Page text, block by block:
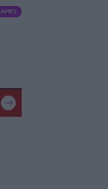
φωτιά στο Μονοπήγαδο